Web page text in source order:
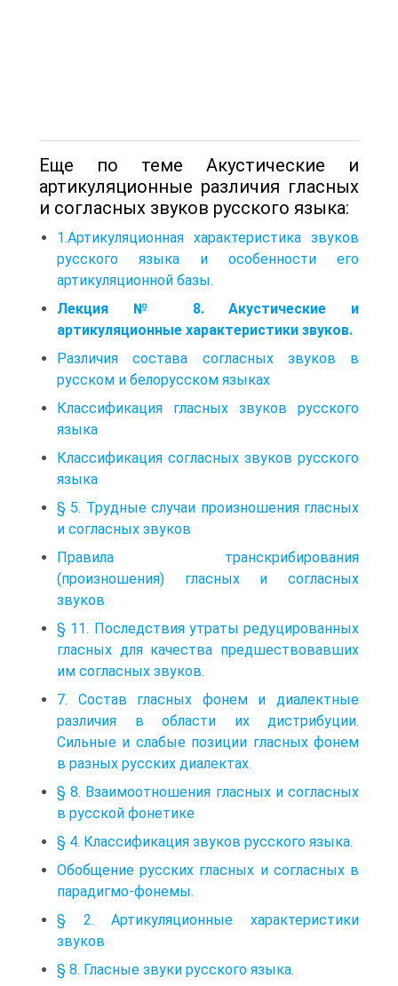
Еще по теме Акустические и
артикуляционные различия гласных
и согласных звуков русского языка:
1.Артикуляционная характеристика звуков
русского языка и особенности его
артикуляционной базы.
Лекция № 8. Акустические и
артикуляционные характеристики звуков.
Различия состава согласных звуков в
русском и белорусском языках
Классификация гласных звуков русского
языка
Классификация согласных звуков русского
языка
§ 5. Трудные случаи произношения гласных
и согласных звуков
Правила транскрибирования
(произношения) гласных и согласных
звуков
§ 11. Последствия утраты редуцированных
гласных для качества предшествовавших
им согласных звуков.
7. Состав гласных фонем и диалектные
различия в области их дистрибуции.
Сильные и слабые позиции гласных фонем
в разных русских диалектах.
§ 8. Взаимоотношения гласных и согласных
в русской фонетике
§ 4. Классификация звуков русского языка.
Обобщение русских гласных и согласных в
парадигмо-фонемы.
§ 2. Артикуляционные характеристики
звуков
§ 8. Гласные звуки русского языка.